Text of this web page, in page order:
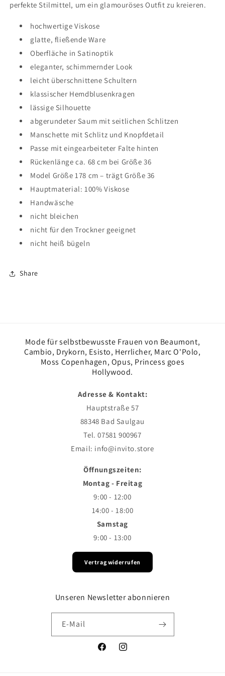
perfekte Stilmittel, um ein glamouröses Outfit zu kreieren.
hochwertige Viskose
glatte, fließende Ware
Oberfläche in Satinoptik
eleganter, schimmernder Look
leicht überschnittene Schultern
klassischer Hemdblusenkragen
lässige Silhouette
abgerundeter Saum mit seitlichen Schlitzen
Manschette mit Schlitz und Knopfdetail
Passe mit eingearbeiteter Falte hinten
Rückenlänge ca. 68 cm bei Größe 36
Model Größe 178 cm – trägt Größe 36
Hauptmaterial: 100% Viskose
Handwäsche
nicht bleichen
nicht für den Trockner geeignet
nicht heiß bügeln
Share
Mode für selbstbewusste Frauen von Beaumont,
Cambio, Drykorn, Esisto, Herrlicher, Marc O'Polo,
Moss Copenhagen, Opus, Princess goes
Hollywood.
Adresse & Kontakt:
Hauptstraße 57
88348 Bad Saulgau
Tel. 07581 900967
Email: info@invito.store
Öffnungszeiten:
Montag - Freitag
9:00 - 12:00
14:00 - 18:00
Samstag
9:00 - 13:00
Vertrag widerrufen
Unseren Newsletter abonnieren
E-Mail
FacebookInstagram